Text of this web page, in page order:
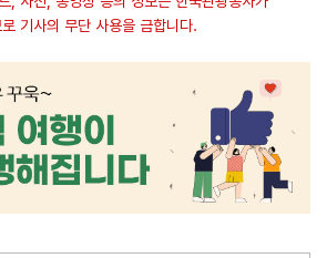
기사의 무단 사용을 금합니다.